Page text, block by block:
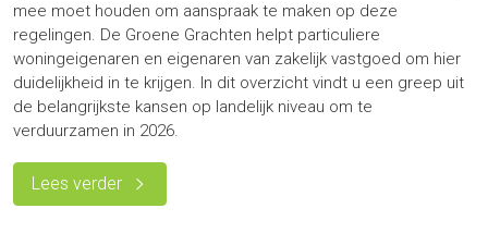
mee moet houden om aanspraak te maken op deze
regelingen. De Groene Grachten helpt particuliere
woningeigenaren en eigenaren van zakelijk vastgoed om hier
duidelijkheid in te krijgen. In dit overzicht vindt u een greep uit
de belangrijkste kansen op landelijk niveau om te
verduurzamen in 2026.
Lees verder